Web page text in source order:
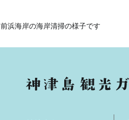
前浜海岸の海岸清掃の様子です